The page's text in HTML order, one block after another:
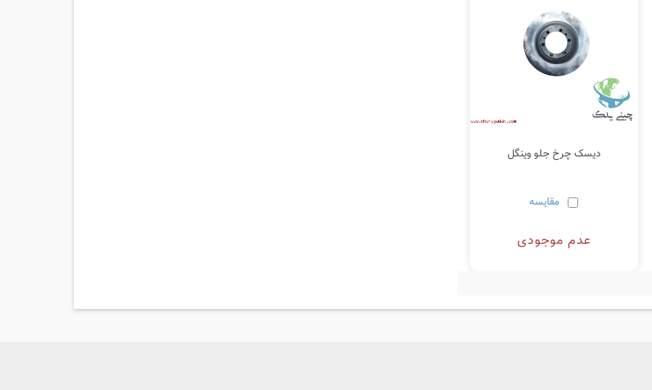
دیسک چرخ جلو وینگل
مقایسه
عدم موجودی